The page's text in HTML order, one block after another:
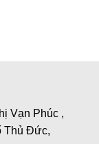
Vạn Phúc ,
Thủ Đức,